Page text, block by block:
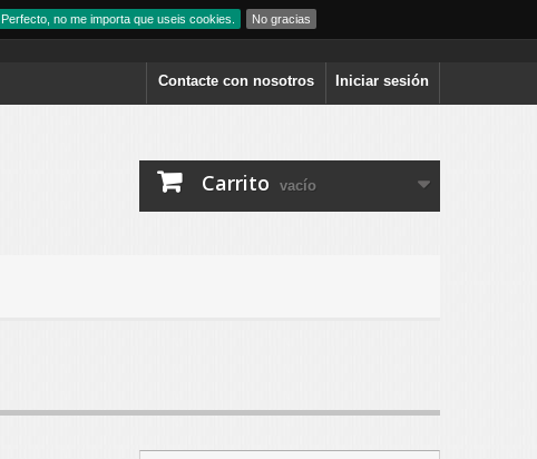
Perfecto, no me importa que useis cookies. No gracias
Iniciar sesión
Contacte con nosotros
Carrito vacío